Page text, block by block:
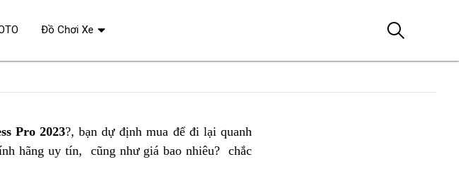
Pro 2023?, thay
lốp
bạn dự định mua để đi lạichính
sách
quanh
hãng uy tín,
nơi
cũng như giá bao nhiêu? giảm
chắc
Đồ Chơi Xe